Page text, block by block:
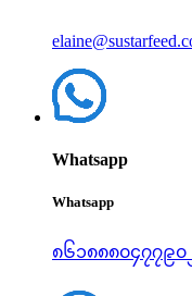
Whatsapp
Whatsapp
၈၆၁၈၈၈၀၄၇၇၉၀